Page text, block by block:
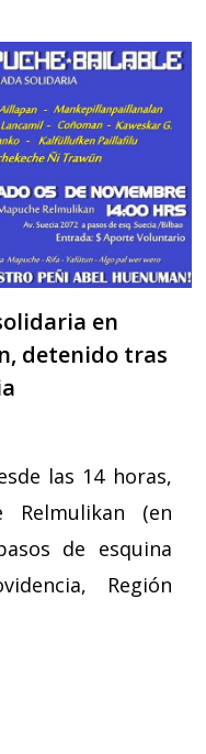
en
detenido tras
las 14 horas,
(en
de esquina
Región